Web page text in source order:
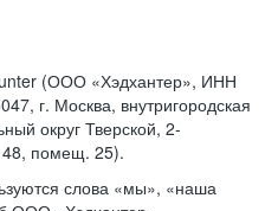
(ООО «Хэдхантер», ИНН
г. Москва, внутригородская
округ Тверской, 2-
48, помещ. 25).
слова «мы», «наша